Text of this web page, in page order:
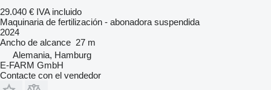
29.040 € IVA incluido
Maquinaria de fertilización - abonadora suspendida
2024
Ancho de alcance 27 m
Alemania, Hamburg
E-FARM GmbH
Contacte con el vendedor